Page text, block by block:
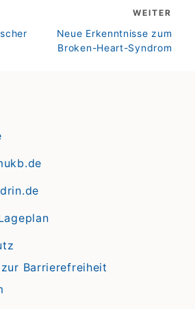
WEITER
weiter
Neue Erkenntnisse zum
Broken-Heart-Syndrom
Barrierefreiheit